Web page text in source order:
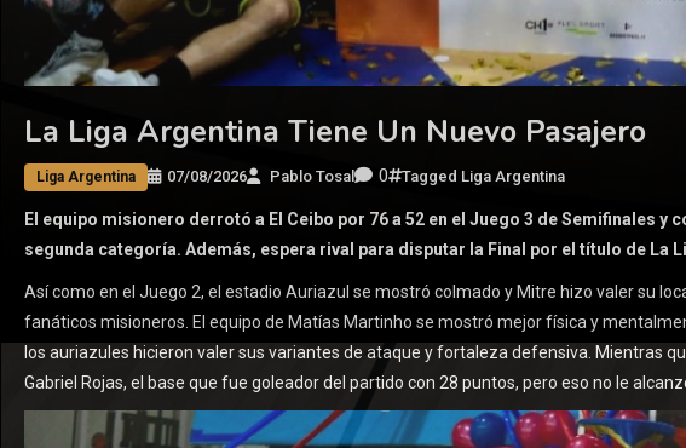
La Liga Argentina Tiene Un Nuevo Pasajero
Liga Argentina 07/08/2026 Pablo Tosal 0 Tagged Liga Argentina
El equipo misionero derrotó a El Ceibo por 76 a 52 en el Juego 3 de Semifinales y
segunda categoría. Además, espera rival para disputar la Final por el título de La
Así como en el Juego 2, el estadio Auriazul se mostró colmado y Mitre hizo valer su
fanáticos misioneros. El equipo de Matías Martinho se mostró mejor física y
los auriazules hicieron valer sus variantes de ataque y fortaleza defensiva. Mientras
Gabriel Rojas, el base que fue goleador del partido con 28 puntos, pero eso no le